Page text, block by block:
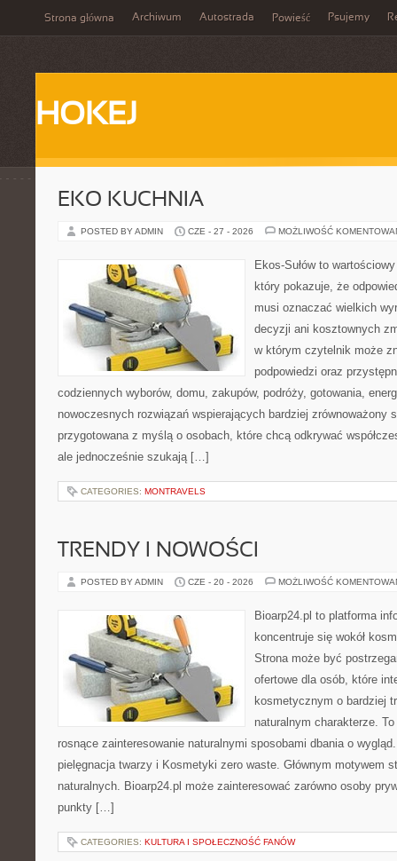
Strona główna Archiwum Autostrada Powieść Psujemy
HOKEJ
EKO KUCHNIA
POSTED BY ADMIN CZE - 27 - 2026 MOŻLIWOŚĆ
Ekos-Sułów to
który pokazuje, że
musi oznaczać wielkich
decyzji ani kosztownych
w którym czytelnik może
podpowiedzi oraz
codziennych wyborów, domu, zakupów, podróży, gotowania,
nowoczesnych rozwiązań wspierających bardziej zrównoważony
przygotowana z myślą o osobach, które chcą odkrywać
ale jednocześnie szukają […]
CATEGORIES: MONTRAVELS
TRENDY I NOWOŚCI
POSTED BY ADMIN CZE - 20 - 2026 MOŻLIWOŚĆ
Bioarp24.pl to platforma
koncentruje się wokół
Strona może być
ofertowe dla osób, które
kosmetycznym o bardziej
naturalnym charakterze.
rosnące zainteresowanie naturalnymi sposobami dbania o
pielęgnacja twarzy i Kosmetyki zero waste. Głównym motywem
naturalnych. Bioarp24.pl może zainteresować zarówno osoby
punkty […]
CATEGORIES: KULTURA I SPOŁECZNOŚĆ FANÓW